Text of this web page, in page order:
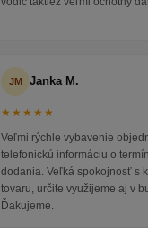
JM Janka M.
★★★★★
Veľmi rýchle vybavenie
telefonickú informáciu o
dodania. Veľká spokojnosť s
tovaru, určite využijeme aj v
Ďakujeme.